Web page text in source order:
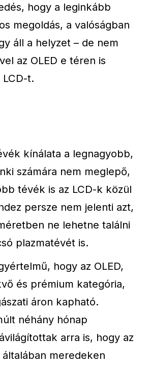
hogy a leginkább
megoldás, a valóságban
áll a helyzet – de nem
az OLED e téren is
LCD-t.
kínálata a legnagyobb,
számára nem meglepő,
tévék is az LCD-k közül
persze nem jelenti azt,
ne lehetne találni
plazmatévét is.
hogy az OLED,
és prémium kategória,
áron kapható.
néhány hónap
arra is, hogy az
meredeken